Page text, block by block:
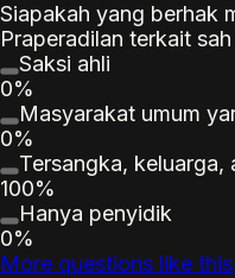
Siapakah yang berhak
Praperadilan terkait
Saksi ahli
0%
Masyarakat umum
0%
Tersangka, keluarga,
100%
Hanya penyidik
0%
More questions like this